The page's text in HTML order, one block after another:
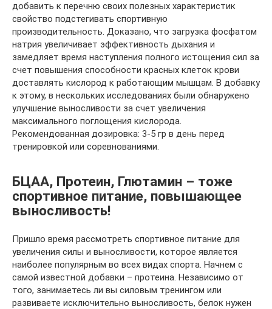
добавить к перечню своих полезных характеристик
свойство подстегивать спортивную
производительность. Доказано, что загрузка фосфатом
натрия увеличивает эффективность дыхания и
замедляет время наступления полного истощения сил за
счет повышения способности красных клеток крови
доставлять кислород к работающим мышцам. В добавку
к этому, в нескольких исследованиях были обнаружено
улучшение выносливости за счет увеличения
максимального поглощения кислорода.
Рекомендованная дозировка: 3-5 гр в день перед
тренировкой или соревнованиями.
БЦАА, Протеин, Глютамин – тоже
спортивное питание, повышающее
выносливость!
Пришло время рассмотреть спортивное питание для
увеличения силы и выносливости, которое является
наиболее популярным во всех видах спорта. Начнем с
самой известной добавки – протеина. Независимо от
того, занимаетесь ли вы силовым тренингом или
развиваете исключительно выносливость, белок нужен